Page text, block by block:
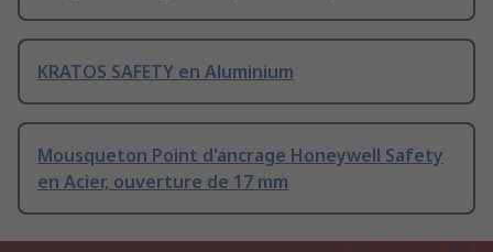
KRATOS SAFETY en Aluminium
Mousqueton Point d'ancrage Honeywell Safety
en Acier, ouverture de 17 mm